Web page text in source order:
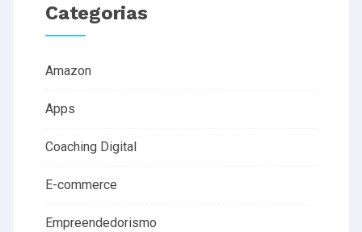
Categorias
Amazon
Apps
Coaching Digital
E-commerce
Empreendedorismo